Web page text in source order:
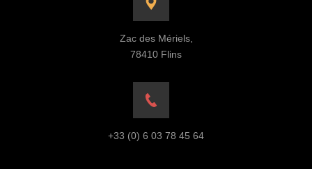
Zac des Mériels,
78410 Flins
+33 (0) 6 03 78 45 64